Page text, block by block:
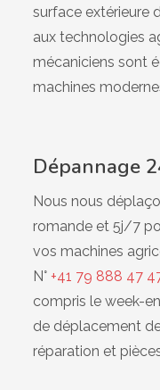
surface extérieure
aux technologies
mécaniciens sont
machines
Dépannage
Nous nous
romande et 5j/7
vos machines
N° +41 79 888 47
compris le week-
de déplacement
réparation et